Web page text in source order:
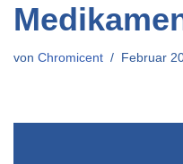
von Chromicent Februar